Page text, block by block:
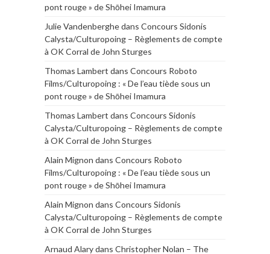
pont rouge » de Shōhei Imamura
Julie Vandenberghedans Concours Sidonis
Calysta/Culturopoing – Règlements de compte
à OK Corral de John Sturges
Thomas Lambert dans Concours Roboto
Films/Culturopoing : « De l’eau tiède sous un
pont rouge » de Shōhei Imamura
Thomas Lambert dans Concours Sidonis
Calysta/Culturopoing – Règlements de compte
à OK Corral de John Sturges
Alain Mignon dans Concours Roboto
Films/Culturopoing : « De l’eau tiède sous un
pont rouge » de Shōhei Imamura
Alain Mignon dans Concours Sidonis
Calysta/Culturopoing – Règlements de compte
à OK Corral de John Sturges
Arnaud Alarydans Christopher Nolan – The